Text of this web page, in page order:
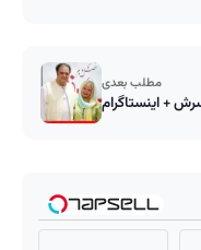
مطلب بعدی
+ اینستاگرام